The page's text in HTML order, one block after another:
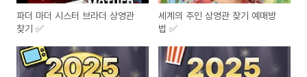
파더 마더 시스터 브라더 상영관
찾기 ✅
세계의 주인 상영관 찾기 예매방
법 ✅